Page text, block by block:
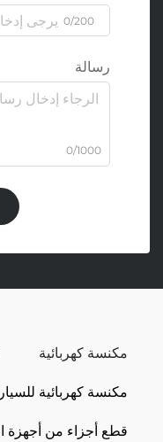
0/200
رسالة
0/1000
مكنسة كهربائية
مكنسة كهربائية
قطع أجزاء من أجهزة